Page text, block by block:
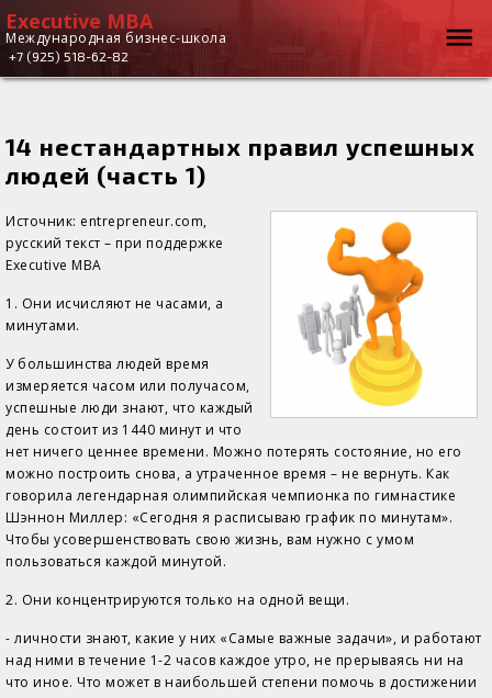
Executive
MBA
Executive MBA
Международная бизнес-школа
+7 (925) 518-62-82
Вы здесь
14 нестандартных правил успешных
людей (часть 1)
Источник: entrepreneur.com,
русский текст – при поддержке
Executive MBA
1. Они исчисляют не часами, а
минутами.
У большинства людей время
измеряется часом или получасом,
успешные люди знают, что каждый
день состоит из 1440 минут и что
нет ничего ценнее времени. Можно потерять состояние, но его
можно построить снова, а утраченное время – не вернуть. Как
говорила легендарная олимпийская чемпионка по гимнастике
Шэннон Миллер: «Сегодня я расписываю график по минутам».
Чтобы усовершенствовать свою жизнь, вам нужно с умом
пользоваться каждой минутой.
2. Они концентрируются только на одной вещи.
- личности знают, какие у них «Самые важные задачи», и работают
над ними в течение 1-2 часов каждое утро, не прерываясь ни на
что иное. Что может в наибольшей степени помочь в достижении